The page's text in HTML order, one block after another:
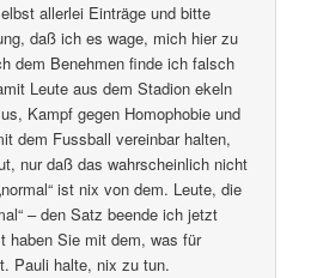
allerlei Einträge und bitte
daß ich es wage, mich hier zu
dem Benehmen finde ich falsch
Leute aus dem Stadion ekeln
Kampf gegen Homophobie und
dem Fussball vereinbar halten,
nur daß das wahrscheinlich nicht
ist nix von dem. Leute, die
– den Satz beende ich jetzt
haben Sie mit dem, was für
Pauli halte, nix zu tun.